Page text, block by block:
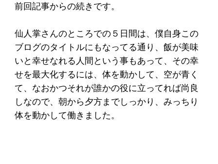
前回記事からの続きです。
仙人掌さんのところでの５日間は、僕自身この
ブログのタイトルにもなってる通り、飯が美味
いと幸せなれる人間という事もあって、その幸
せを最大化するには、体を動かして、空が青く
て、なおかつそれが誰かの役に立ってれば尚良
しなので、朝から夕方までしっかり、みっちり
体を動かして働きました。